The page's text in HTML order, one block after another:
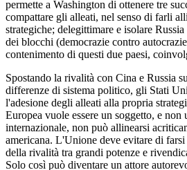
permette a Washington di ottenere tre
compattare gli alleati, nel senso di farli
strategiche; delegittimare e isolare
dei blocchi (democrazie contro
contenimento di questi due paesi,
Spostando la rivalità con Cina e Russia
differenze di sistema politico, gli Stati
l'adesione degli alleati alla propria
Europea vuole essere un soggetto, e
internazionale, non può allinearsi
americana. L'Unione deve evitare di
della rivalità tra grandi potenze e
Solo così può diventare un attore